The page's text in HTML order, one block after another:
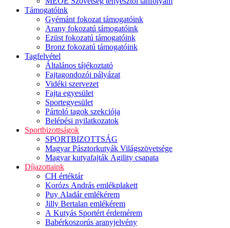
Támogatóink
Gyémánt fokozat támogatóink
Arany fokozatú támogatóink
Ezüst fokozatú támogatóink
Bronz fokozatú támogatóink
Tagfelvétel
Általános tájékoztató
Fajtagondozói pályázat
Vidéki szervezet
Fajta egyesület
Sportegyesület
Pártoló tagok szekciója
Belépési nyilatkozatok
Sportbizottságok
SPORTBIZOTTSÁG
Magyar Pásztorkutyák Világszövetsége
Magyar kutyafajták Agility csapata
Díjazottaink
CH értéktár
Korózs András emlékplakett
Puy Aladár emlékérem
Jilly Bertalan emlékérem
A Kutyás Sportért érdemérem
Babérkoszorús aranyjelvény